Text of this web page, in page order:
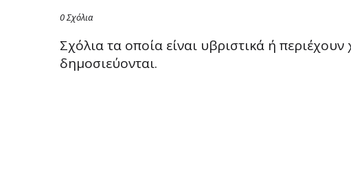
0 Σχόλια
Σχόλια τα οποία είναι υβριστικά ή
δημοσιεύονται.